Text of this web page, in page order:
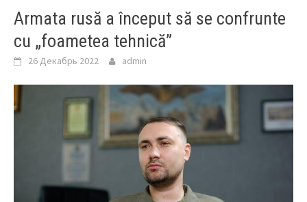
Armata rusă a început să se confrunte
cu „foametea tehnică”
26 Декабрь 2022 admin